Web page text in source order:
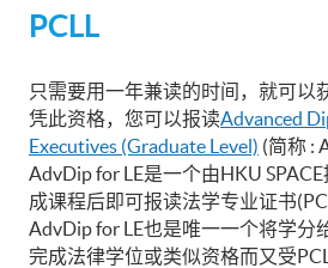
PCLL
只需要用一年兼读的时间，就可以
凭此资格，您可以报读Advanced
Executives (Graduate Level) (简称 :
AdvDip for LE是一个由HKU
成课程后即可报读法学专业证书
AdvDip for LE也是唯一一个将学分
完成法律学位或类似资格而又受